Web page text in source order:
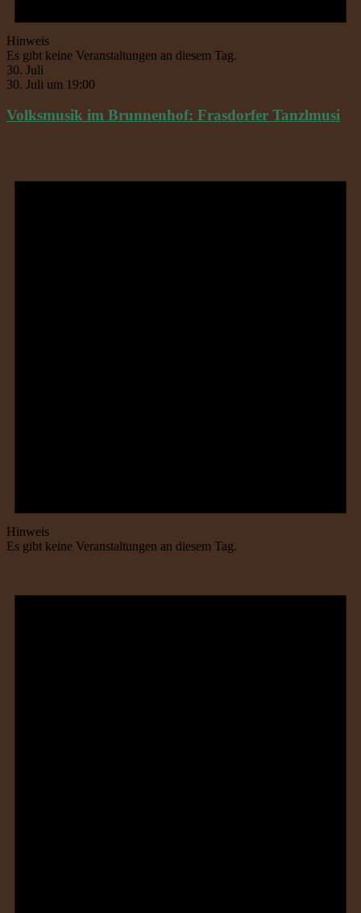
Hinweis
Es gibt keine Veranstaltungen an diesem Tag.
30. Juli
30. Juli um 19:00
Volksmusik im Brunnenhof: Frasdorfer Tanzlmusi
Hinweis
Es gibt keine Veranstaltungen an diesem Tag.